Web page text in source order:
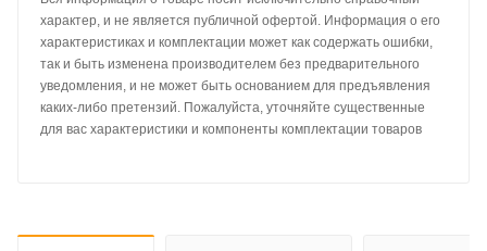
характер, и не является публичной офертой. Информация о его
характеристиках и комплектации может как содержать ошибки,
так и быть изменена производителем без предварительного
уведомления, и не может быть основанием для предъявления
каких-либо претензий. Пожалуйста, уточняйте существенные
для вас характеристики и компоненты комплектации товаров